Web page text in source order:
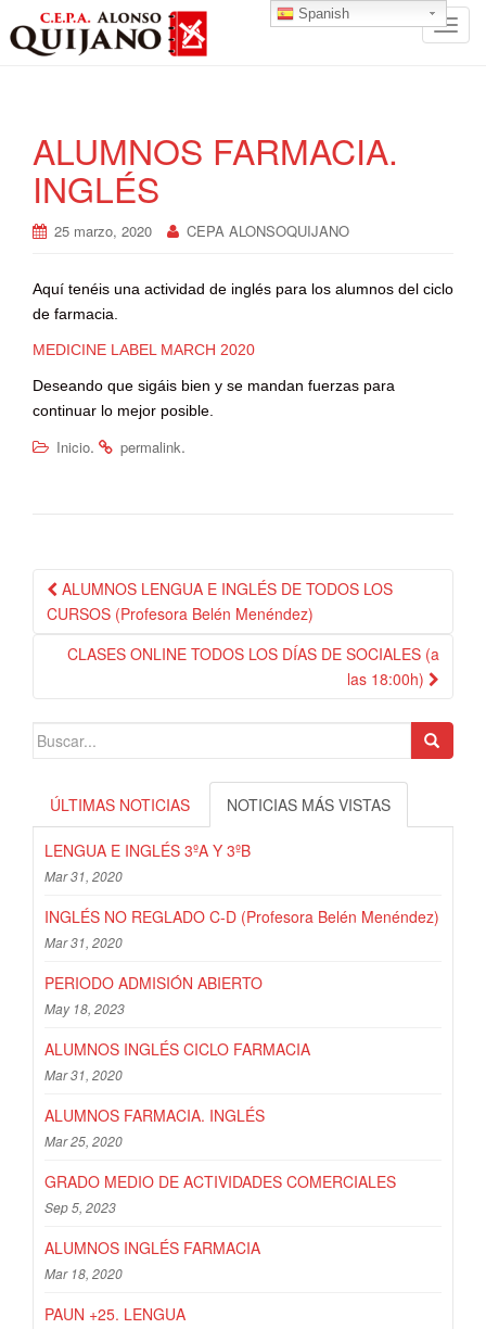
T
ALUMNOS FARMACIA.
INGLÉS
25 marzo, 2020 CEPA ALONSOQUIJANO
Aquí tenéis una actividad de inglés para los alumnos del ciclo
de farmacia.
MEDICINE LABEL MARCH 2020
Deseando que sigáis bien y se mandan fuerzas para
continuar lo mejor posible.
Inicio. permalink.
Navegación
de
publicación
ALUMNOS LENGUA E INGLÉS DE TODOS LOS
CURSOS (Profesora Belén Menéndez)
CLASES ONLINE TODOS LOS DÍAS DE SOCIALES (a
las 18:00h)
Search
ÚLTIMAS NOTICIAS NOTICIAS MÁS VISTAS
LENGUA E INGLÉS 3ºA Y 3ºB
Mar 31, 2020
INGLÉS NO REGLADO C-D (Profesora Belén Menéndez)
Mar 31, 2020
PERIODO ADMISIÓN ABIERTO
May 18, 2023
ALUMNOS INGLÉS CICLO FARMACIA
Mar 31, 2020
ALUMNOS FARMACIA. INGLÉS
Mar 25, 2020
GRADO MEDIO DE ACTIVIDADES COMERCIALES
Sep 5, 2023
ALUMNOS INGLÉS FARMACIA
Mar 18, 2020
PAUN +25. LENGUA
Spanish